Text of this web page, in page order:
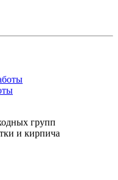
групп
и кирпича